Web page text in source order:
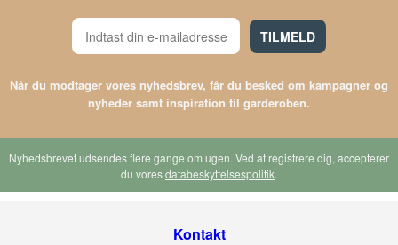
TILMELD
Når du modtager vores nyhedsbrev, får du besked om kampagner og
nyheder samt inspiration til garderoben.
Nyhedsbrevet udsendes flere gange om ugen. Ved at registrere dig, accepterer
du voresdatabeskyttelsespolitik.
Kontakt